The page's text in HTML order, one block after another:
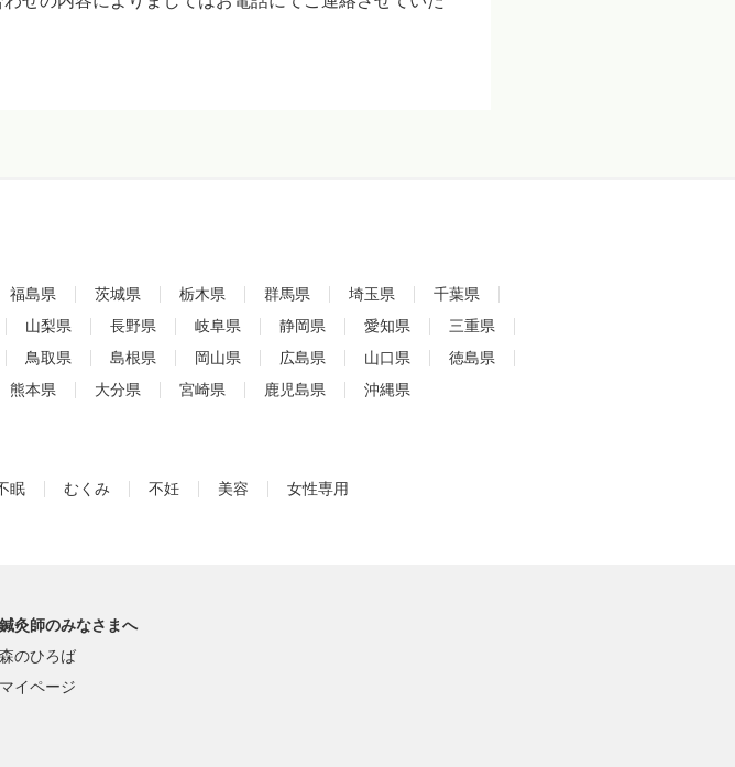
福島県 茨城県 栃木県 群馬県 埼玉県
千葉県
山梨県 長野県 岐阜県 静岡県 愛知県
三重県
鳥取県 島根県 岡山県 広島県 山口県
徳島県
熊本県 大分県 宮崎県 鹿児島県 沖縄県
眠 むくみ 不妊 美容 女性専用
鍼灸師のみなさまへ
森のひろば
マイページ